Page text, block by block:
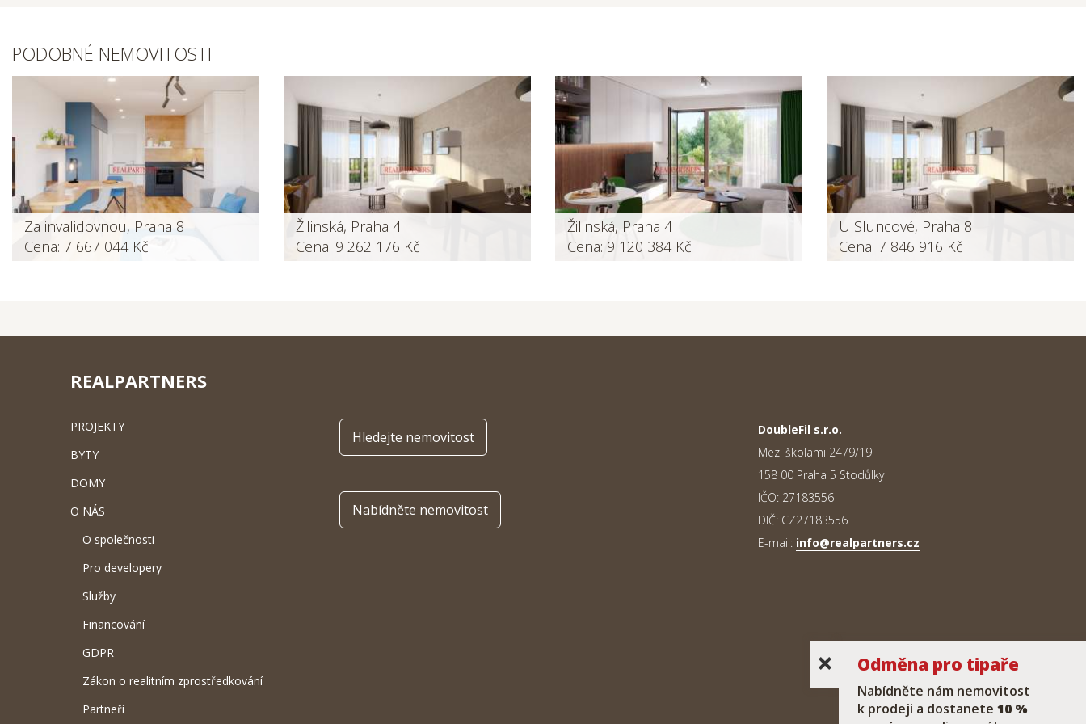
PODOBNÉ NEMOVITOSTI
Za invalidovnou, Praha 8
Cena: 7 667 044 Kč
Žilinská, Praha 4
Cena: 9 262 176 Kč
Žilinská, Praha 4
Cena: 9 120 384 Kč
U Sluncové, Praha 8
Cena: 7 846 916 Kč
REALPARTNERS
PROJEKTY
BYTY
DOMY
O NÁS
O společnosti
Pro developery
Služby
Financování
GDPR
Zákon o realitním zprostředkování
Partneři
Hledejte nemovitost
Nabídněte nemovitost
DoubleFil s.r.o.
Mezi školami 2479/19
158 00 Praha 5 Stodůlky
IČO: 27183556
DIČ: CZ27183556
E-mail: info@realpartners.cz
Odměna pro tipaře
Nabídněte nám nemovitost
k prodeji a dostanete 10 %